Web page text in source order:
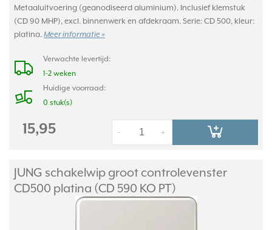
Metaaluitvoering (geanodiseerd aluminium). Inclusief klemstuk
(CD 90 MHP), excl. binnenwerk en afdekraam. Serie: CD 500, kleur:
platina. Meer informatie »
Verwachte levertijd:
1-2 weken
Huidige voorraad:
0 stuk(s)
15,95 +
-
JUNG schakelwip groot controlevenster
CD500 platina (CD 590 KO PT)